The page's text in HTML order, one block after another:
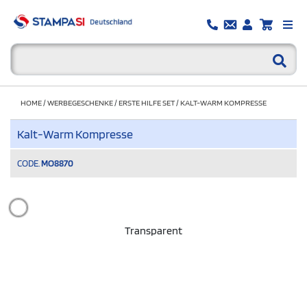
HOME/WERBEGESCHENKE/ERSTE HILFE SET/KALT-WARM KOMPRESSE
Kalt-Warm Kompresse
CODE. MO8870
Transparent